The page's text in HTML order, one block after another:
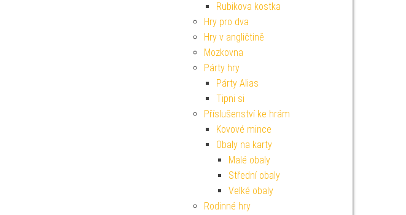
Rubikova kostka
Hry pro dva
Hry v angličtině
Mozkovna
Párty hry
Párty Alias
Tipni si
Příslušenství ke hrám
Kovové mince
Obaly na karty
Malé obaly
Střední obaly
Velké obaly
Rodinné hry